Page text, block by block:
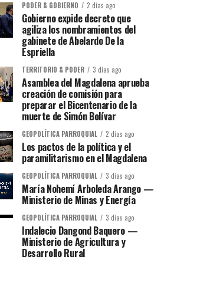
PODER & GOBIERNO 2 días ago
Gobierno expide decreto que
agiliza los nombramientos del
gabinete de Abelardo De la
Espriella
TERRITORIO & PODER 3 días ago
Asamblea del Magdalena aprueba
creación de comisión para
preparar el Bicentenario de la
muerte de Simón Bolívar
GEOPOLÍTICA PARROQUIAL 2 días ago
Los pactos de la política y el
paramilitarismo en el Magdalena
GEOPOLÍTICA PARROQUIAL 3 días ago
María Nohemí Arboleda Arango —
Ministerio de Minas y Energía
GEOPOLÍTICA PARROQUIAL 3 días ago
Indalecio Dangond Baquero —
Ministerio de Agricultura y
Desarrollo Rural